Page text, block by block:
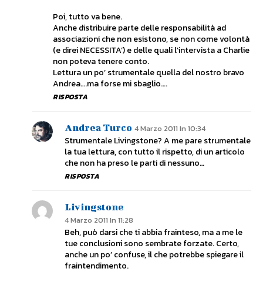
Poi, tutto va bene.
Anche distribuire parte delle responsabilità ad
associazioni che non esistono, se non come volontà
(e direi NECESSITA’) e delle quali l’intervista a Charlie
non poteva tenere conto.
Lettura un po’ strumentale quella del nostro bravo
Andrea….ma forse mi sbaglio….
RISPOSTA
Andrea Turco 4 Marzo 2011 In 10:34
Strumentale Livingstone? A me pare strumentale
la tua lettura, con tutto il rispetto, di un articolo
che non ha preso le parti di nessuno…
RISPOSTA
Livingstone
4 Marzo 2011 In 11:28
Beh, può darsi che ti abbia frainteso, ma a me le
tue conclusioni sono sembrate forzate. Certo,
anche un po’ confuse, il che potrebbe spiegare il
fraintendimento.